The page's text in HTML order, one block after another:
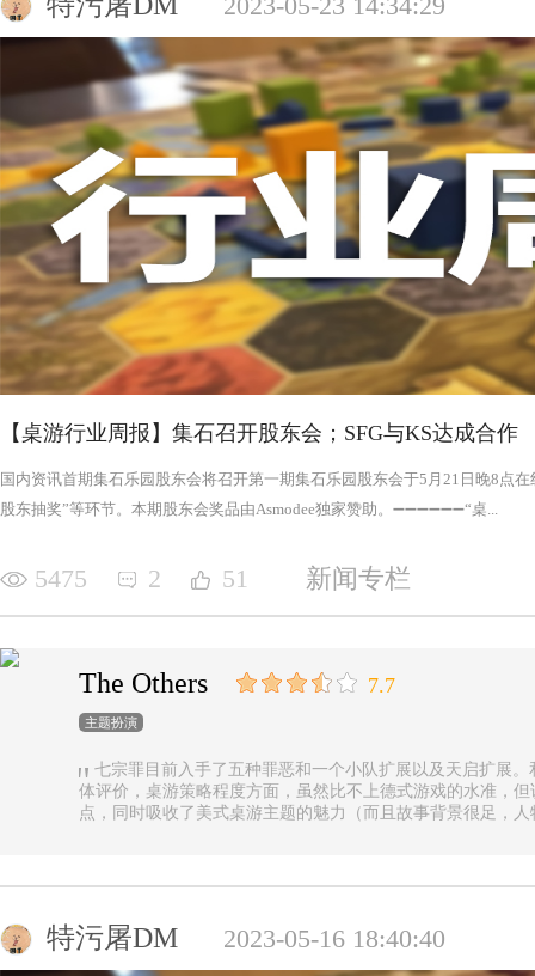
【桌游行业周报】集石召开股东会；SFG与KS达成合作
国内资讯首期集石乐园股东会将召开第一期集石乐园股东会于5月21日晚8点
股东抽奖”等环节。本期股东会奖品由Asmodee独家赞助。➖➖➖➖➖➖“桌...
5475 2 51 新闻专栏
The Others 7.7
主题扮演
七宗罪目前入手了五种罪恶和一个小队扩展以及天启扩展
体评价，桌游策略程度方面，虽然比不上德式游戏的水准，
点，同时吸收了美式桌游主题的魅力（而且故事背景很足，
事推进，化身降临，如若不慎，充满力量的化身必将索去英
罪恶中最有气势的，很不错，而作为拓展中的天启和天启四
特污屠DM 2023-05-16 18:40:40